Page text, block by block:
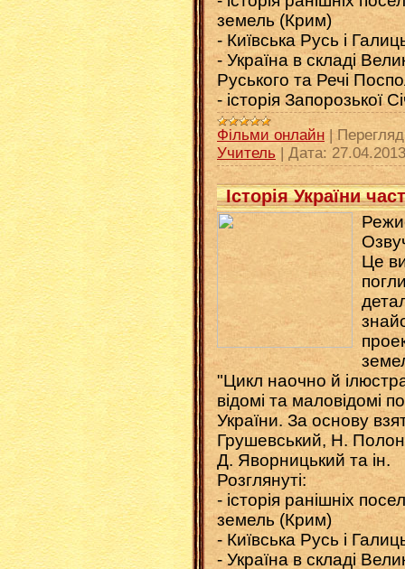
земель (Крим)
- Київська Русь і
- Україна в складі
Руського та Речі
- історія Запорозької
Фільми онлайн
Учитель
Дата: 27.04.2013
Історія України
Це
"Цикл наочно й
відомі та маловідомі
України. За основу
Грушевський, Н.
Д. Яворницький та ін.
Розглянуті:
- історія ранішніх
земель (Крим)
- Київська Русь і
- Україна в складі